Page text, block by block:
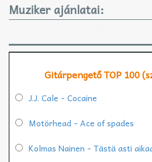
Muziker ajánlatai:
Gitárpengető TOP 100
J.J. Cale - Cocaine
Motörhead - Ace of spades
Kolmas Nainen - Tästä asti